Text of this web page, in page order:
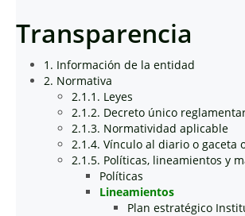
Transparencia
1. Información de la entidad
2. Normativa
2.1.1. Leyes
2.1.2. Decreto único
2.1.3. Normatividad aplicable
2.1.4. Vínculo al diario o gaceta
2.1.5. Políticas, lineamientos y
Políticas
Lineamientos
Plan estratégico